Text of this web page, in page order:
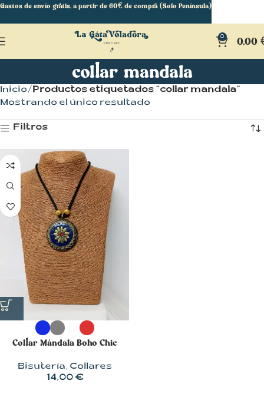
0 0,00
collar mandala
Inicio
Productos etiquetados “collar mandala”
Mostrando el único resultado
Filtros
Collar Mándala Boho Chic
Bisutería, Collares
14,00 €
Gastos de envío gratis, a partir de 60€ de compra (Solo Península)